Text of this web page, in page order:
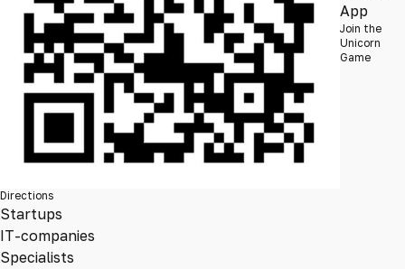
App
Join the
Unicorn
Game
Directions
Startups
IT-companies
Specialists